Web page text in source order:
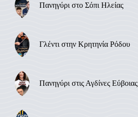
Πανηγύρι στο Σόπι Ηλείας
Γλέντι στην Κρητηνία Ρόδου
Πανηγύρι στις Αγδίνες Εύβοιας